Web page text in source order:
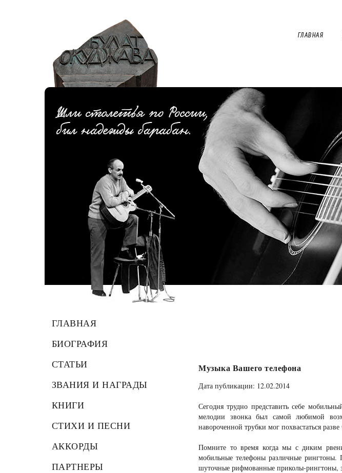
ГЛАВНАЯ
ГЛАВНАЯ
БИОГРАФИЯ
СТАТЬИ
ЗВАНИЯ И НАГРАДЫ
КНИГИ
СТИХИ И ПЕСНИ
АККОРДЫ
ПАРТНЕРЫ
Музыка Вашего телефона
Дата публикации: 12.02.2014
Сегодня трудно представить себе
мелодии звонка был самой любимой
навороченной трубки мог похвастаться
Помните то время когда мы с диким
мобильные телефоны различные
шуточные рифмованные приколы-рингтоны,